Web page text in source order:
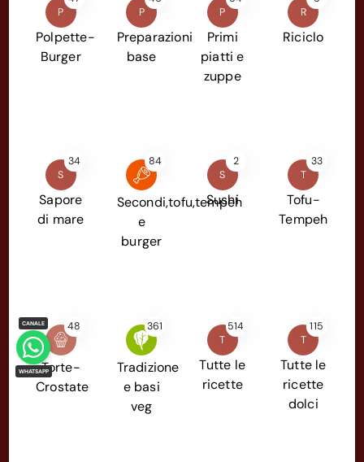
P
Polpette-
Burger
P
Preparazioni
base
P
Primi
piatti e
zuppe
R
Riciclo
S
34
Sapore
di mare
84
Secondi,tofu,tempeh
e
burger
S
2
Sushi
T
33
Tofu-
Tempeh
48
Torte-
Crostate
361
Tradizione
e basi
veg
T
514
Tutte le
ricette
T
115
Tutte le
ricette
dolci